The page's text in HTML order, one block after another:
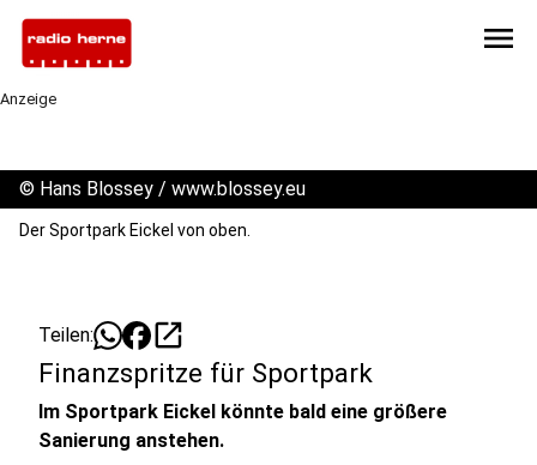
menu
Anzeige
© Hans Blossey / www.blossey.eu
Der Sportpark Eickel von oben.
Teilen: open_in_new
Finanzspritze für Sportpark
Im Sportpark Eickel könnte bald eine größere
Sanierung anstehen.